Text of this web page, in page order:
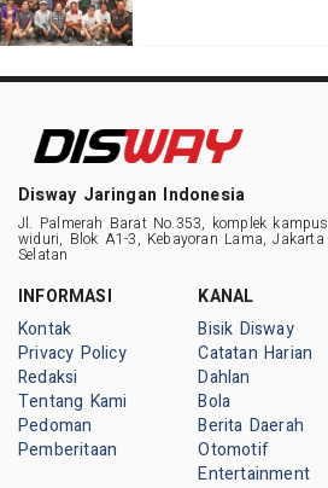
Disway Jaringan Indonesia
Jl. Palmerah Barat No.353, komplek kampus
widuri, Blok A1-3, Kebayoran Lama, Jakarta
Selatan
INFORMASI
Kontak
Privacy Policy
Redaksi
Tentang Kami
Pedoman
Pemberitaan
KANAL
Bisik Disway
Catatan Harian
Dahlan
Bola
Berita Daerah
Otomotif
Entertainment